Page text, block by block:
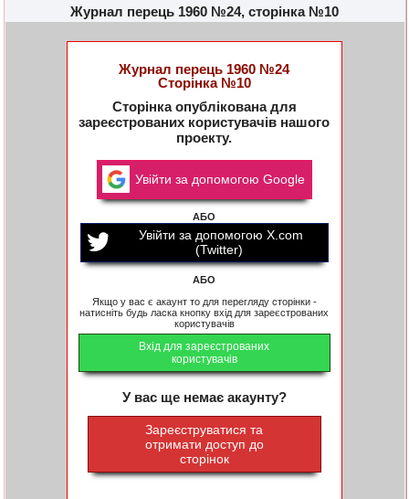
Журнал перець 1960 №24, сторінка №10
Журнал перець 1960 №24
Сторінка №10
Сторінка опублікована для
зареєстрованих користувачів нашого
проекту.
Увійти за допомогою Google
АБО
Увійти за допомогою X.com
(Twitter)
АБО
Якщо у вас є акаунт то для перегляду сторінки -
натисніть будь ласка кнопку вхід для зареєстрованих
користувачів
Вхід для зареєстрованих
користувачів
У вас ще немає акаунту?
Зареєструватися та
отримати доступ до
сторінок